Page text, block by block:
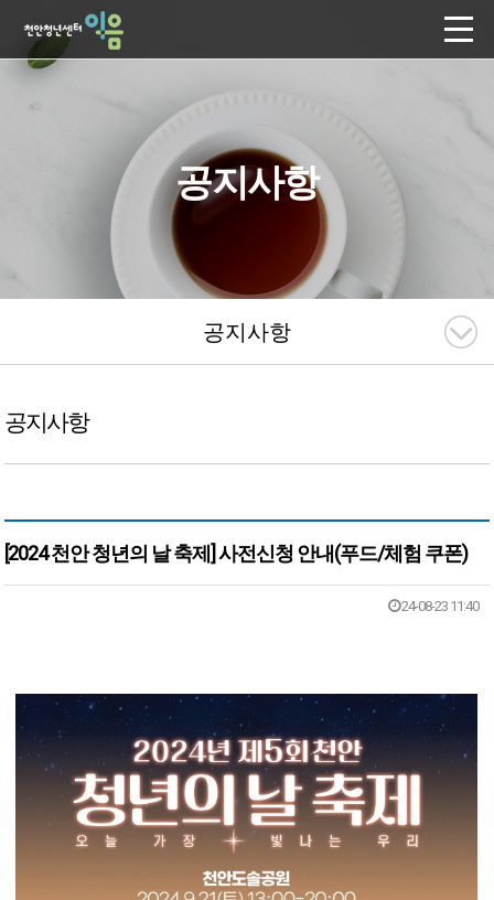
공지사항
공지사항
공지사항
[2024 천안 청년의 날 축제] 사전신청 안내(푸드/체험 쿠폰)
24-08-23 11:40